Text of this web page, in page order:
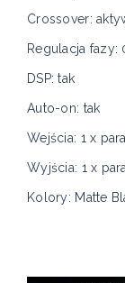
Crossover:
Regulacja fazy:
DSP: tak
Auto-on: tak
Wejścia: 1 x
Wyjścia: 1 x
Kolory: Matte